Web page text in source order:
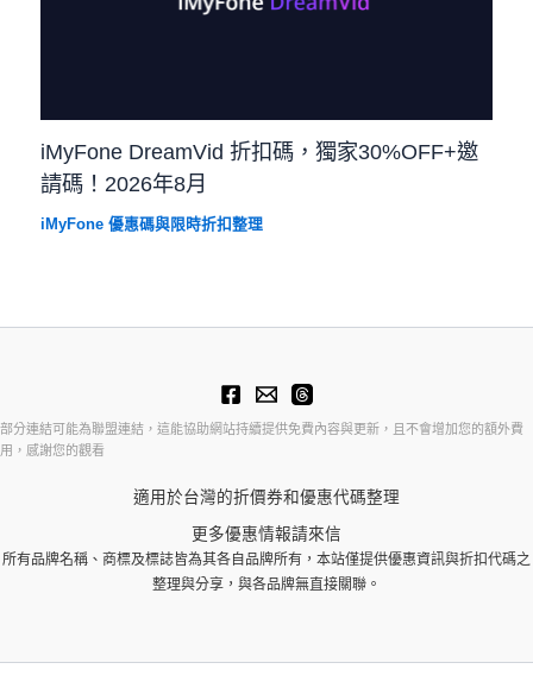
iMyFone DreamVid 折扣碼，獨家30%OFF+邀
請碼！2026年8月
iMyFone 優惠碼與限時折扣整理
部分連結可能為聯盟連結，這能協助網站持續提供免費內容與更新，且不會增加您的額外費
用，感謝您的觀看
適用於台灣的折價券和優惠代碼整理
更多優惠情報請來信
所有品牌名稱、商標及標誌皆為其各自品牌所有，本站僅提供優惠資訊與折扣代碼之
整理與分享，與各品牌無直接關聯。